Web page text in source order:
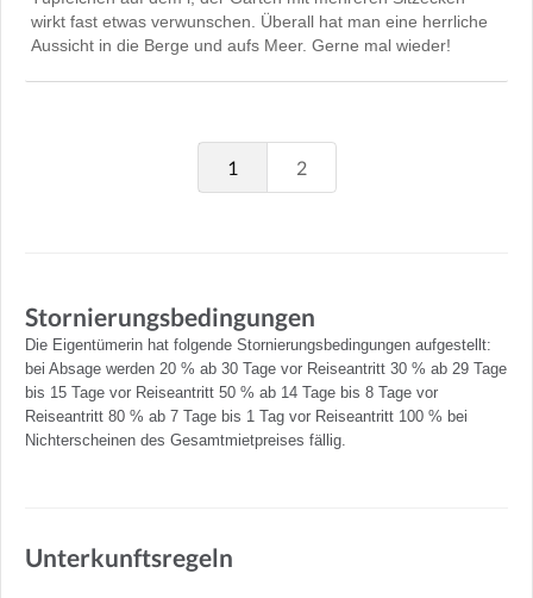
wirkt fast etwas verwunschen. Überall hat man eine herrliche
Aussicht in die Berge und aufs Meer. Gerne mal wieder!
1 2
Stornierungsbedingungen
Die Eigentümerin hat folgende Stornierungsbedingungen aufgestellt:
bei Absage werden 20 % ab 30 Tage vor Reiseantritt 30 % ab 29 Tage
bis 15 Tage vor Reiseantritt 50 % ab 14 Tage bis 8 Tage vor
Reiseantritt 80 % ab 7 Tage bis 1 Tag vor Reiseantritt 100 % bei
Nichterscheinen des Gesamtmietpreises fällig.
Unterkunftsregeln